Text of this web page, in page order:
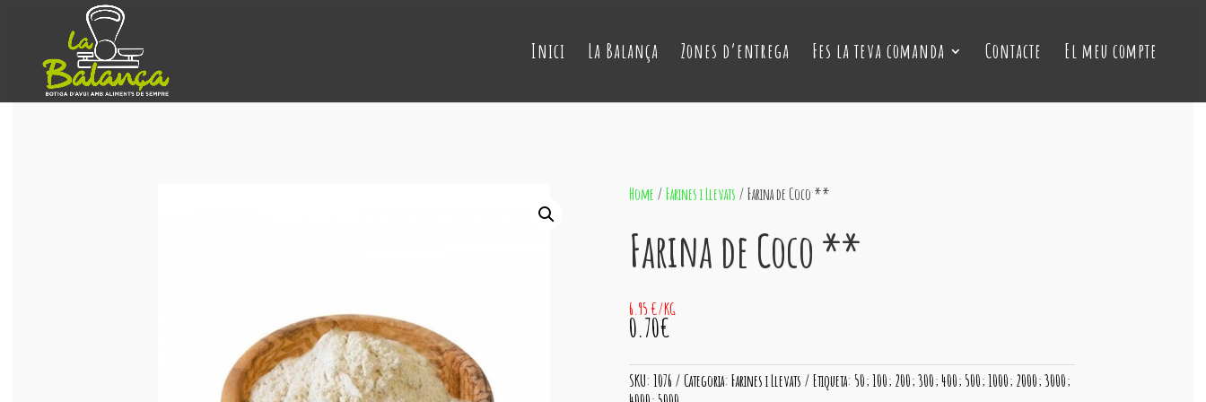
Inici La Balança Zones d’entrega Fes la teva comanda Contacte El meu compte
Home /Farines i Llevats / Farina de Coco **
Farina de Coco **
6.95 €/KG
0.70€
SKU:1076 Categoria:Farines i Llevats Etiqueta: 50; 100; 200; 300; 400; 500; 1000; 2000; 3000;